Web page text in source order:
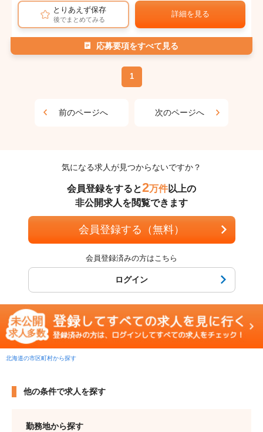
とりあえず保存
後でまとめてみる
詳細を見る
応募要項をすべて見る
1
前のページへ 次のページへ
気になる求人が見つからないですか？
会員登録をすると2万件以上の
非公開求人を閲覧できます
会員登録する（無料）
会員登録済みの方はこちら
ログイン
北海道の市区町村から探す
他の条件で求人を探す
勤務地から探す